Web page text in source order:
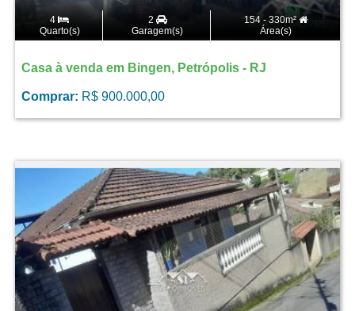
4
Quarto(s)
2
Garagem(s)
154 - 330m²
Área(s)
Casa à venda em Bingen, Petrópolis - RJ
Comprar: R$ 900.000,00